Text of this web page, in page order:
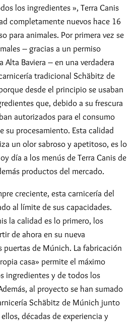
los ingredientes », Terra Canis
completamente nuevos hace 16
para animales. Por primera vez se
– gracias a un permiso
Alta Baviera – en una verdadera
tradicional Schäbitz de
desde el principio se usaban
que, debido a su frescura
autorizados para el consumo
su procesamiento. Esta calidad
un olor sabroso y apetitoso, es lo
día a los menús de Terra Canis de
productos del mercado.
creciente, esta carnicería del
al límite de sus capacidades.
la calidad es lo primero, los
de ahora en su nueva
puertas de Múnich. La fabricación
casa» permite el máximo
ingredientes y de todos los
al proyecto se han sumado
Schäbitz de Múnich junto
décadas de experiencia y